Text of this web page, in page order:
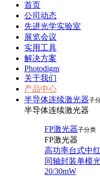
首页
公司动态
先进光学实验室
展览会议
实用工具
解决方案
Photodigm
关于我们
产品中心
半导体连续激光器子
半导体连续激光器
FP激光器子分类
FP激光器
高功率台式中
同轴封装单模
20/30mW